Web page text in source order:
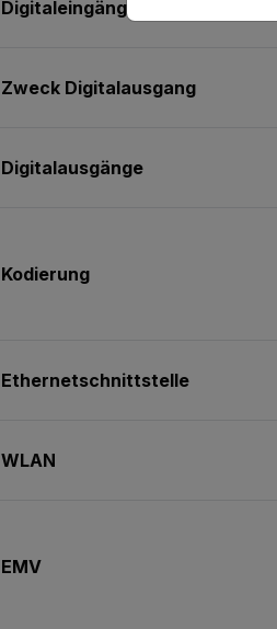
Digitaleingänge
Zweck Digitalausgang
Digitalausgänge
Kodierung
Ethernetschnittstelle
WLAN
EMV